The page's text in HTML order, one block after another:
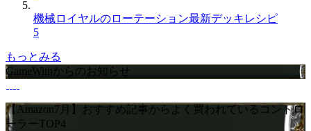
機械ロイヤルのローテーション最新デッキレシピ
5
もっとみる
GameWithからのお知らせ
【Amazon7月】おすすめ記事からよく買われているコントロ
ーラーTOP4